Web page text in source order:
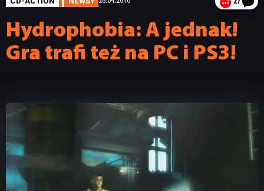
Hydrophobia: A jednak!
Gra trafi też na PC i PS3!